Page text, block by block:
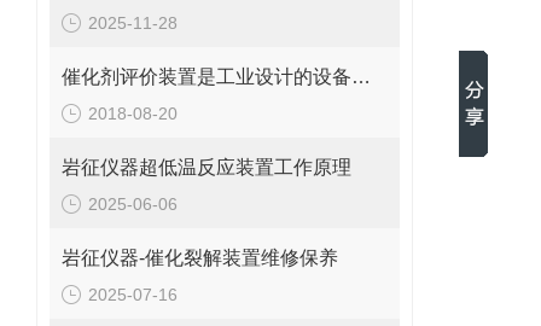
2025-11-28
催化剂评价装置是工业设计的设备之一
2018-08-20
岩征仪器超低温反应装置工作原理
2025-06-06
岩征仪器-催化裂解装置维修保养
2025-07-16